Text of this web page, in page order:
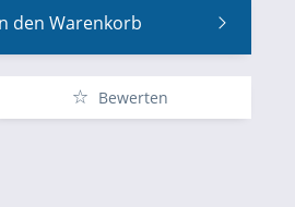
den Warenkorb
Bewerten